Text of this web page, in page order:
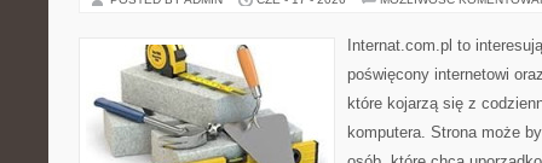
Internat.com.pl to
poświęcony internetowi
które kojarzą się z
komputera. Strona może